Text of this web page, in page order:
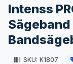
Intenss
SKU: K1807